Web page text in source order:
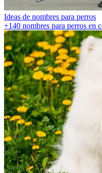
Ideas de nombres para perros
+140 nombres para perros en